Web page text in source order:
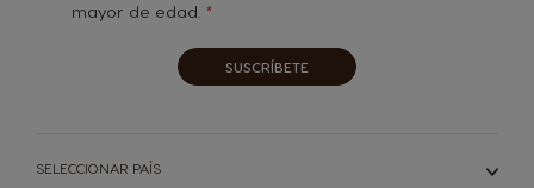
mayor de edad.
SUSCRÍBETE
SELECCIONAR PAÍS